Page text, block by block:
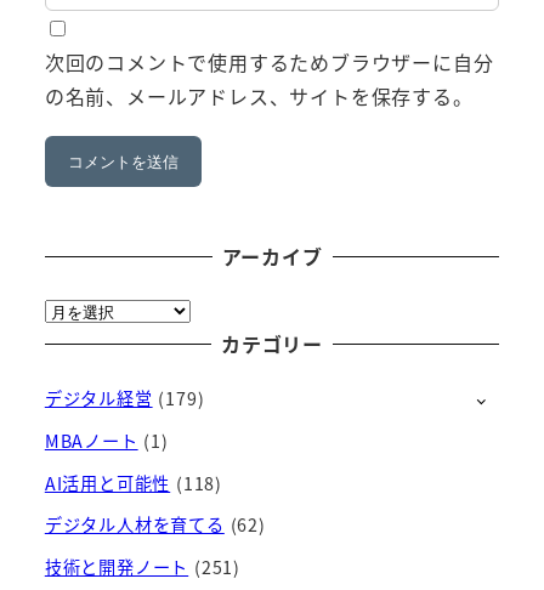
次回のコメントで使用するためブラウザーに自分
の名前、メールアドレス、サイトを保存する。
アーカイブ
ア
ー
イ
ブ
カテゴリー
デジタル経営 (179)
MBAノート (1)
AI活用と可能性 (118)
デジタル人材を育てる (62)
技術と開発ノート (251)